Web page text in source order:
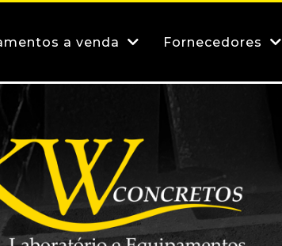
a venda Fornecedores